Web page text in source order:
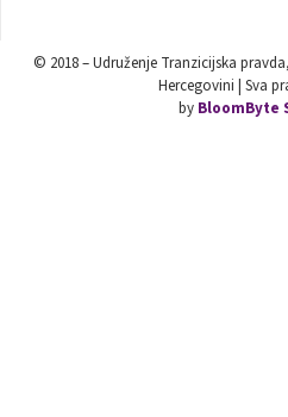
© 2018 – Udruženje Tranzicijska
Hercegovini | Sva
by BloomByte